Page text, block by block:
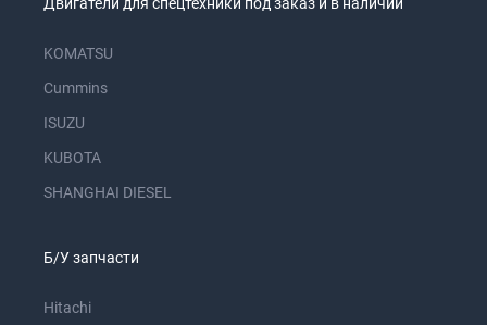
KOMATSU
Cummins
ISUZU
KUBOTA
SHANGHAI DIESEL
Б/У запчасти
Hitachi